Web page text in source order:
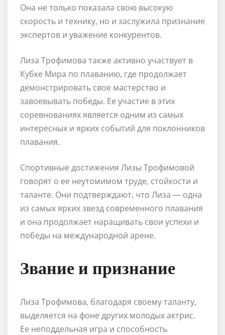
Она не только показала свою высокую
скорость и технику, но и заслужила признание
экспертов и уважение конкурентов.
Лиза Трофимова также активно участвует в
Кубке Мира по плаванию, где продолжает
демонстрировать свое мастерство и
завоевывать победы. Ее участие в этих
соревнованиях является одним из самых
интересных и ярких событий для поклонников
плавания.
Спортивные достижения Лизы Трофимовой
говорят о ее неутомимом труде, стойкости и
таланте. Они подтверждают, что Лиза — одна
из самых ярких звезд современного плавания
и она продолжает наращивать свои успехи и
победы на международной арене.
Звание и признание
Лиза Трофимова, благодаря своему таланту,
выделяется на фоне других молодых актрис.
Ее неподдельная игра и способность